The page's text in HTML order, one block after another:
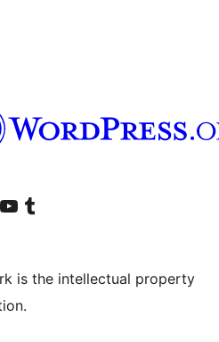
account
mūsų TikTok paskyroje
Visit our YouTube channel
Apsilankykite mūsų Tumblr paskyroje
is the intellectual property